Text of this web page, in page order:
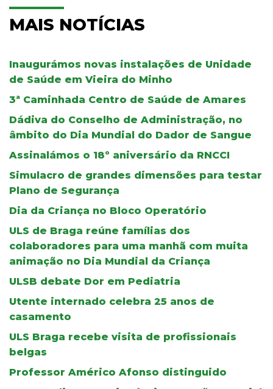
MAIS NOTÍCIAS
Inaugurámos novas instalações de Unidade
de Saúde em Vieira do Minho
3ª Caminhada Centro de Saúde de Amares
Dádiva do Conselho de Administração, no
âmbito do Dia Mundial do Dador de Sangue
Assinalámos o 18º aniversário da RNCCI
Simulacro de grandes dimensões para testar
Plano de Segurança
Dia da Criança no Bloco Operatório
ULS de Braga reúne famílias dos
colaboradores para uma manhã com muita
animação no Dia Mundial da Criança
ULSB debate Dor em Pediatria
Utente internado celebra 25 anos de
casamento
ULS Braga recebe visita de profissionais
belgas
Professor Américo Afonso distinguido